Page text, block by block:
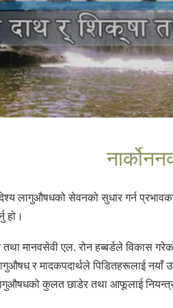
लागुऔषधको सेवनको सुधार गर्न
हो।
मानवसेवी एल. रोन हब्बर्डले विकास
र मादकपदार्थले पिडितहरूलाई नयाँ
कुलत छाडेर तथा आफूलाई